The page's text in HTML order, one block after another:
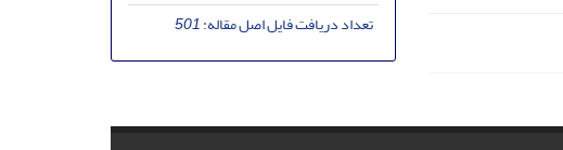
تعداد دریافت فایل اصل مقاله:501